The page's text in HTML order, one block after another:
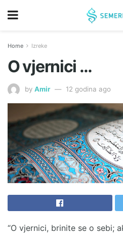
Home Izreke
O vjernici …
by Amir 12 godina ago
“O vjernici, brinite se o sebi;